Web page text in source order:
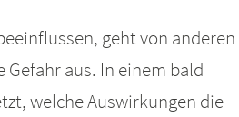
geht von anderen
aus. In einem bald
welche Auswirkungen die